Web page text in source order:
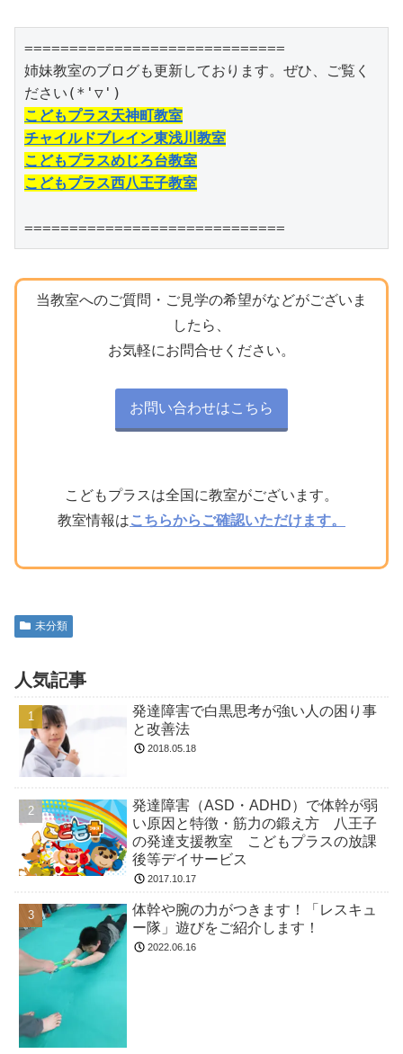
=============================
姉妹教室のブログも更新しております。ぜひ、ご覧く
こどもプラス天神町教室
チャイルドブレイン東浅川教室
こどもプラスめじろ台教室
こどもプラス西八王子教室
=============================
当教室へのご質問・ご見学の希望がなどがございま
したら、
お気軽にお問合せください。
お問い合わせはこちら
こどもプラスは全国に教室がございます。
教室情報はこちらからご確認いただけます。
未分類
人気記事
発達障害で白黒思考が強い人の困り事
と改善法
2018.05.18
発達障害（ASD・ADHD）で体幹が弱
い原因と特徴・筋力の鍛え方 八王子
の発達支援教室 こどもプラスの放課
後等デイサービス
2017.10.17
体幹や腕の力がつきます！「レスキュ
ー隊」遊びをご紹介します！
2022.06.16